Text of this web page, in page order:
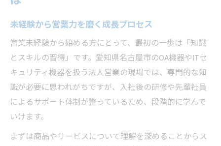
未経験から営業力を磨く成長プロセス
営業未経験から始める方にとって、最初の一歩は「知識
とスキルの習得」です。愛知県名古屋市のOA機器やITセ
キュリティ機器を扱う法人営業の現場では、専門的な知
識が必要に思われがちですが、入社後の研修や先輩社員
によるサポート体制が整っているため、段階的に学んで
いけます。
まずは商品やサービスについて理解を深めることからス